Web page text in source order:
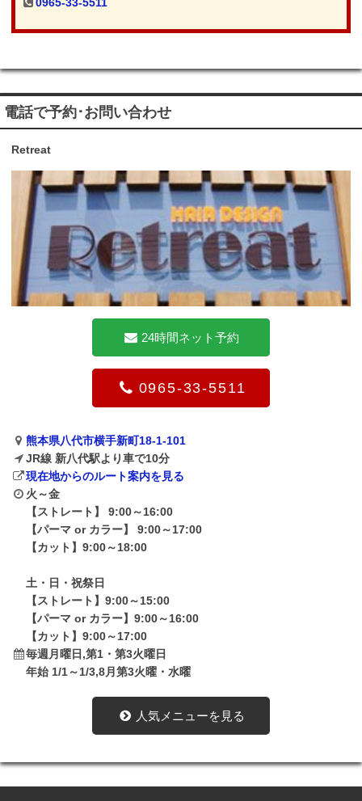
0965-33-5511
電話で予約･お問い合わせ
Retreat
24時間ネット予約
0965-33-5511
熊本県八代市横手新町18-1-101
JR線 新八代駅より車で10分
現在地からのルート案内を見る
火～金
【ストレート】 9:00～16:00
【パーマ or カラー】 9:00～17:00
【カット】9:00～18:00
土・日・祝祭日
【ストレート】9:00～15:00
【パーマ or カラー】9:00～16:00
【カット】9:00～17:00
毎週月曜日,第1・第3火曜日
年始 1/1～1/3,8月第3火曜・水曜
人気メニューを見る